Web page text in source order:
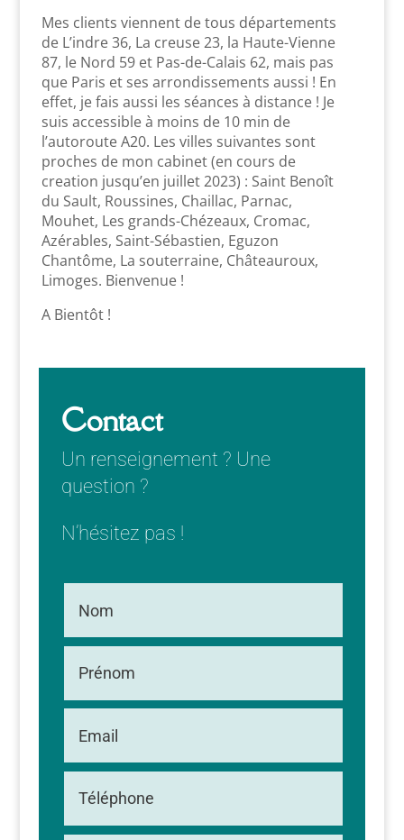
Mes clients viennent de tous départements
de L’indre 36, La creuse 23, la Haute-Vienne
87, le Nord 59 et Pas-de-Calais 62, mais pas
que Paris et ses arrondissements aussi ! En
effet, je fais aussi les séances à distance ! Je
suis accessible à moins de 10 min de
l’autoroute A20. Les villes suivantes sont
proches de mon cabinet (en cours de
creation jusqu’en juillet 2023) : Saint Benoît
du Sault, Roussines, Chaillac, Parnac,
Mouhet, Les grands-Chézeaux, Cromac,
Azérables, Saint-Sébastien, Eguzon
Chantôme, La souterraine, Châteauroux,
Limoges. Bienvenue !
A Bientôt !
Contact
Un renseignement ? Une
question ?
N’hésitez pas !